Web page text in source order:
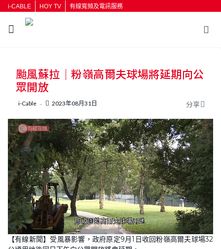
i-CABLE HOY TV 有線寬頻及電訊服務
按輸入鍵開始搜尋
颱風蘇拉｜粉嶺高爾夫球場將延期向公
眾開放
i-Cable 2023年08月31日 分享
U
n
m
u
L
o
a
d
【有線新聞】受風暴影響，政府原定9月1日收回粉嶺高爾夫球場32